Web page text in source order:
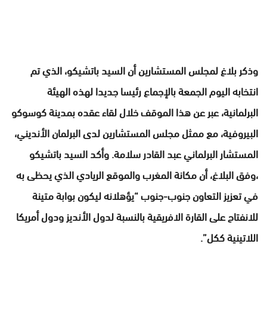
وذكر بلاغ لمجلس المستشارين أن السيد باتشيكو، الذي تم
انتخابه اليوم الجمعة بالإجماع رئيسا جديدا لهذه الهيئة
البرلمانية، عبر عن هذا الموقف خلال لقاء عقده بمدينة كوسوكو
البيروفية، مع ممثل مجلس المستشارين لدى البرلمان الأنديني،
المستشار البرلماني عبد القادر سلامة. وأكد السيد باتشيكو
،وفق البلاغ، أن مكانة المغرب والموقع الريادي الذي يحظى به
في تعزيز التعاون جنوب-جنوب “يؤهلانه ليكون بوابة متينة
للانفتاح على القارة الافريقية بالنسبة لدول الأنديز ودول أمريكا
اللاتينية ككل”.